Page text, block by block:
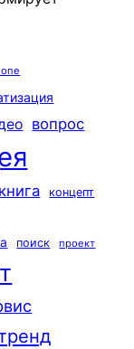
вопрос
книга
концепт
поиск проект